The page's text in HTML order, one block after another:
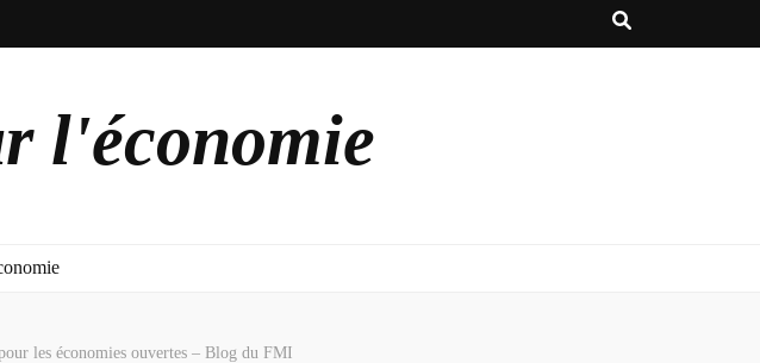
l'économie
les économies ouvertes – Blog du FMI